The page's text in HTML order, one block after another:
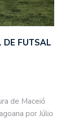
DE FUTSAL
de Maceió
por Júlio